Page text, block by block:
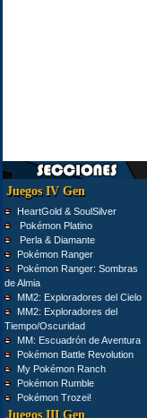
Juegos IV Gen
HeartGold & SoulSilver
Pokémon Platino
Perla & Diamante
Pokémon Ranger
Pokémon Ranger: Sombras
de Almia
MM2: Exploradores del Cielo
MM2: Exploradores del
Tiempo/Oscuridad
MM: Escuadrón de Aventura
Pokémon Battle Revolution
My Pokémon Ranch
Pokémon Rumble
Pokémon Trozei!
Juegos III Gen